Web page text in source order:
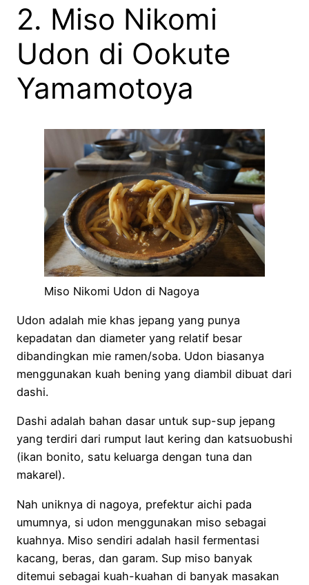
2. Miso Nikomi
Udon di Ookute
Yamamotoya
Miso Nikomi Udon di Nagoya
Udon adalah mie khas jepang yang punya
kepadatan dan diameter yang relatif besar
dibandingkan mie ramen/soba. Udon biasanya
menggunakan kuah bening yang diambil dibuat dari
dashi.
Dashi adalah bahan dasar untuk sup-sup jepang
yang terdiri dari rumput laut kering dan katsuobushi
(ikan bonito, satu keluarga dengan tuna dan
makarel).
Nah uniknya di nagoya, prefektur aichi pada
umumnya, si udon menggunakan miso sebagai
kuahnya. Miso sendiri adalah hasil fermentasi
kacang, beras, dan garam. Sup miso banyak
ditemui sebagai kuah-kuahan di banyak masakan